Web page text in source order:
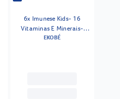
6x Imunese Kids- 16
Vitaminas E Minerais-
50ml- Tutti Frutti
EKOBÉ